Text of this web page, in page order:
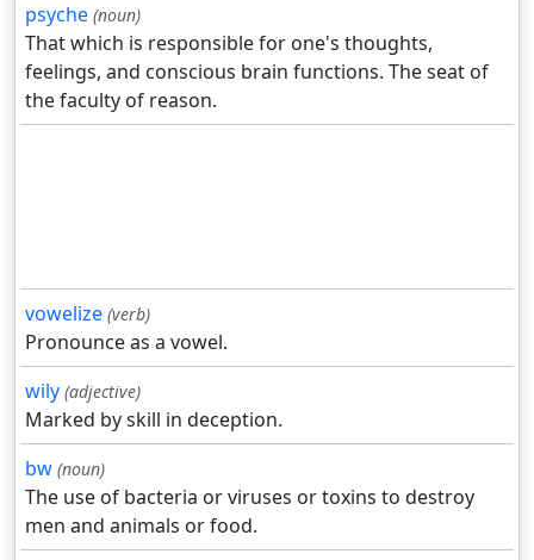
psyche (noun)
That which is responsible for one's thoughts,
feelings, and conscious brain functions. The seat of
the faculty of reason.
vowelize (verb)
Pronounce as a vowel.
wily (adjective)
Marked by skill in deception.
bw (noun)
The use of bacteria or viruses or toxins to destroy
men and animals or food.